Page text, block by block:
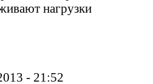
нагрузки
- 21:52